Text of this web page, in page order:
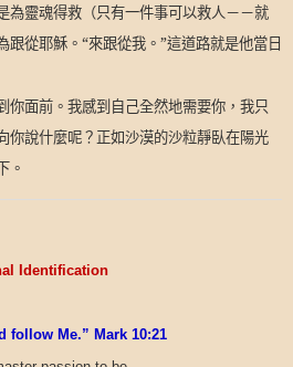
為靈魂得救（只有一件事可以救人－－就
跟從耶穌。“來跟從我。”這道路就是他當日
面前。我感到自己全然地需要你，我只
你說什麼呢？正如沙漠的沙粒靜臥在陽光
。
Identification
follow Me.” Mark 10:21